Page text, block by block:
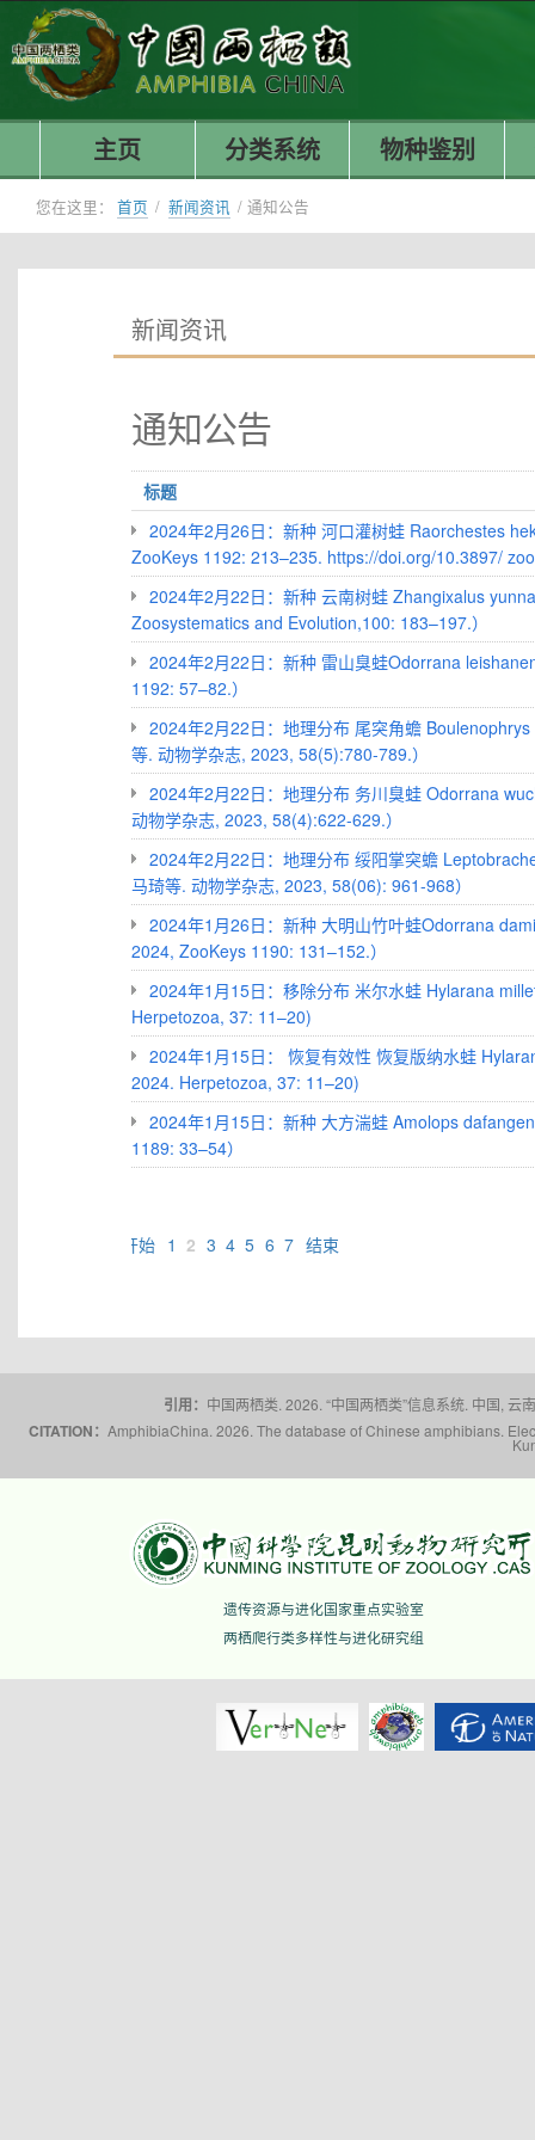
主页 分类系统 物种鉴别
您在这里： 首页 / 新闻资讯 / 通知公告
新闻资讯
通知公告
标题
2024年2月26日：新种 河口灌树蛙 Raorchestes
ZooKeys 1192: 213–235. https://doi.org/10.3897/
2024年2月22日：新种 云南树蛙 Zhangixalus
Zoosystematics and Evolution,100: 183–197.）
2024年2月22日：新种 雷山臭蛙Odorrana
1192: 57–82.）
2024年2月22日：地理分布 尾突角蟾
等. 动物学杂志, 2023, 58(5):780-789.）
2024年2月22日：地理分布 务川臭蛙 Odorrana
动物学杂志, 2023, 58(4):622-629.）
2024年2月22日：地理分布 绥阳掌突蟾
马琦等. 动物学杂志, 2023, 58(06): 961-968）
2024年1月26日：新种 大明山竹叶蛙Odorrana
2024, ZooKeys 1190: 131–152.）
2024年1月15日：移除分布 米尔水蛙 Hylarana
Herpetozoa, 37: 11–20)
2024年1月15日： 恢复有效性 恢复版纳水蛙
2024. Herpetozoa, 37: 11–20)
2024年1月15日：新种 大方湍蛙 Amolops
1189: 33–54）
开始 1 2 3 4 5 6 7 结束
引用： 中国两栖类. 2026. “中国两栖类”信息系统. 中国,
CITATION： AmphibiaChina. 2026. The database of Chinese amphibians.
遗传资源与进化国家重点实验室
两栖爬行类多样性与进化研究组